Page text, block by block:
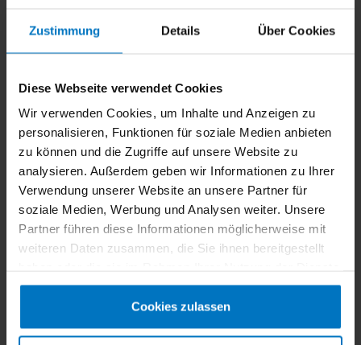
Zustimmung Details Über Cookies
Diese Webseite verwendet Cookies
Wir verwenden Cookies, um Inhalte und Anzeigen zu
personalisieren, Funktionen für soziale Medien anbieten
zu können und die Zugriffe auf unsere Website zu
analysieren. Außerdem geben wir Informationen zu Ihrer
Verwendung unserer Website an unsere Partner für
soziale Medien, Werbung und Analysen weiter. Unsere
Partner führen diese Informationen möglicherweise mit
weiteren Daten zusammen, die Sie ihnen bereitgestellt
gesammelt haben.
Cookies zulassen
gilt nur für den Fall, dass die Nichtlieferung nicht vom
Verkäufer zu vertreten ist und dieser mit der
gebotenen Sorgfalt ein konkretes Deckungsgeschäft
mit dem Zulieferer abgeschlossen hat. Der Verkäufer
wird alle zumutbaren Anstrengungen unternehmen,
um die Ware zu beschaffen. Im Falle der
Nichtverfügbarkeit oder der nur teilweisen
Verfügbarkeit der Ware wird der Kunde unverzüglich
informiert und die Gegenleistung unverzüglich
6) Eigentumsvorbehalt